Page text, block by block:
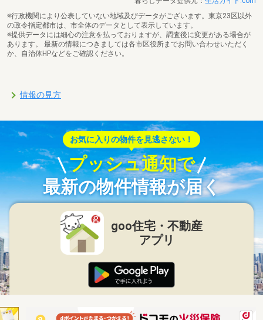
※行政機関により公表していない地域及びデータがございます。東京23区以外
の政令指定都市は、市全体のデータとして表示しています。
※提供データには細心の注意を払っておりますが、調査後に変更がある場合が
あります。 最新の情報につきましては各市区役所までお問い合わせいただく
か、自治体HPなどをご確認ください。
情報の見方
お気に入りの物件を見逃さない！
プッシュ通知で
最新の物件情報が届く
goo住宅・不動産
アプリ